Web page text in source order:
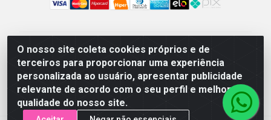
O nosso site coleta cookies próprios e de
terceiros para proporcionar uma experiência
personalizada ao usuário, apresentar publicidade
relevante de acordo com o seu perfil e melhorar a
qualidade do nosso site.
ARMAZEM DOS COSMETICOS DISTRIBUIDORA LTDA -
Av.Transnordestina, 2222 - Parque Ipê, Feira de
Santana/BA - CEP 44.054-008 - CNPJ 07.246.802/0001-
25